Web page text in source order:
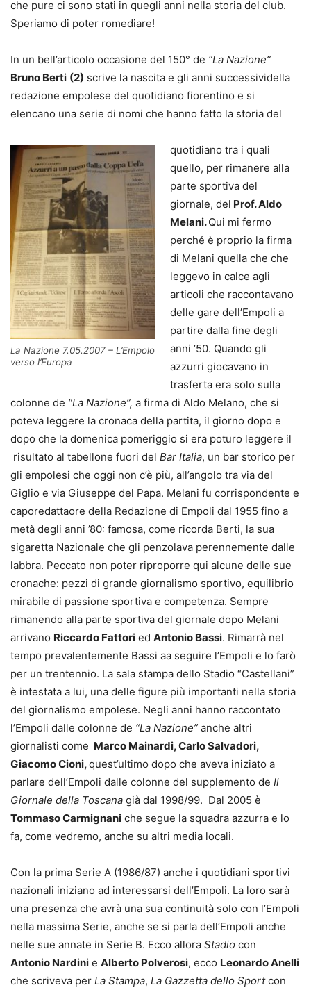
che pure ci sono stati in quegli anni nella storia del club.
Speriamo di poter romediare!
In un bell’articolo occasione del 150° de “La Nazione”
Bruno Berti (2) scrive la nascita e gli anni successividella
redazione empolese del quotidiano fiorentino e si
elencano una serie di nomi che hanno fatto la storia del
L a Nazione 7.05.2007 – L’Empolo
verso l’Europa
quotidiano tra i quali
quello, per rimanere alla
parte sportiva del
giornale, del Prof. Aldo
Melani.Qui mi fermo
perché è proprio la firma
di Melani quella che che
leggevo in calce agli
articoli che raccontavano
delle gare dell’Empoli a
partire dalla fine degli
anni ’50. Quando gli
azzurri giocavano in
trasferta era solo sulla
colonne de “La Nazione”, a firma di Aldo Melano, che si
poteva leggere la cronaca della partita, il giorno dopo e
dopo che la domenica pomeriggio si era poturo leggere il
risultato al tabellone fuori del Bar Italia, un bar storico per
gli empolesi che oggi non c’è più, all’angolo tra via del
Giglio e via Giuseppe del Papa. Melani fu corrispondente e
caporedattaore della Redazione di Empoli dal 1955 fino a
metà degli anni ’80: famosa, come ricorda Berti, la sua
sigaretta Nazionale che gli penzolava perennemente dalle
labbra. Peccato non poter riproporre qui alcune delle sue
cronache: pezzi di grande giornalismo sportivo, equilibrio
mirabile di passione sportiva e competenza. Sempre
rimanendo alla parte sportiva del giornale dopo Melani
arrivano Riccardo Fattori ed Antonio Bassi. Rimarrà nel
tempo prevalentemente Bassi aa seguire l’Empoli e lo farò
per un trentennio. La sala stampa dello Stadio “Castellani”
è intestata a lui, una delle figure più importanti nella storia
del giornalismo empolese. Negli anni hanno raccontato
l’Empoli dalle colonne de “La Nazione” anche altri
giornalisti come Marco Mainardi, Carlo Salvadori,
Giacomo Cioni,quest’ultimo dopo che aveva iniziato a
parlare dell’Empoli dalle colonne del supplemento de Il
Giornale della Toscana già dal 1998/99. Dal 2005 è
Tommaso Carmignani che segue la squadra azzurra e lo
fa, come vedremo, anche su altri media locali.
Con la prima Serie A (1986/87) anche i quotidiani sportivi
nazionali iniziano ad interessarsi dell’Empoli. La loro sarà
una presenza che avrà una sua continuità solo con l’Empoli
nella massima Serie, anche se si parla dell’Empoli anche
nelle sue annate in Serie B. Ecco allora Stadio con
Antonio Nardini e Alberto Polverosi, ecco Leonardo Anelli
che scriveva per La Stampa, La Gazzetta dello Sportcon